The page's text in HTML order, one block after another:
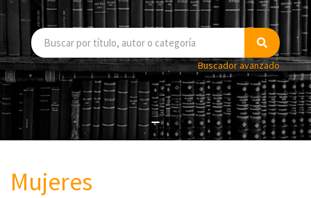
Buscador avanzado
Mujeres